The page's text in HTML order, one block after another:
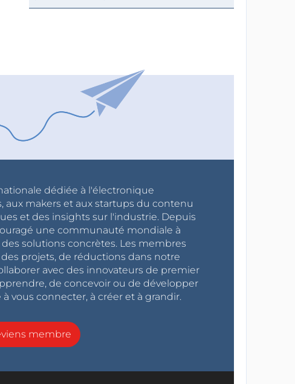
dédiée à l'électronique
aux makers et aux startups du contenu
et des insights sur l'industrie. Depuis
une communauté mondiale à
solutions concrètes. Les membres
projets, de réductions dans notre
avec des innovateurs de premier
de concevoir ou de développer
vous connecter, à créer et à grandir.
membre